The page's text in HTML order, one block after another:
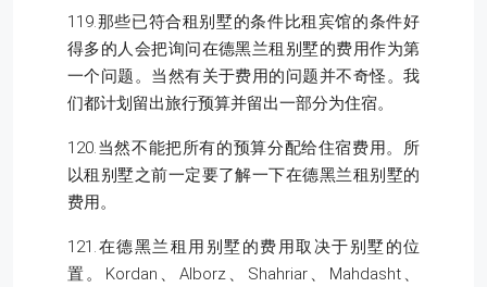
119.那些已符合租别墅的条件比租宾馆的条件好
得多的人会把询问在德黑兰租别墅的费用作为第
一个问题。当然有关于费用的问题并不奇怪。我
们都计划留出旅行预算并留出一部分为住宿。
120.当然不能把所有的预算分配给住宿费用。所
以租别墅之前一定要了解一下在德黑兰租别墅的
费用。
121.在德黑兰租用别墅的费用取决于别墅的位
置。Kordan、Alborz、Shahriar、Mahdasht、